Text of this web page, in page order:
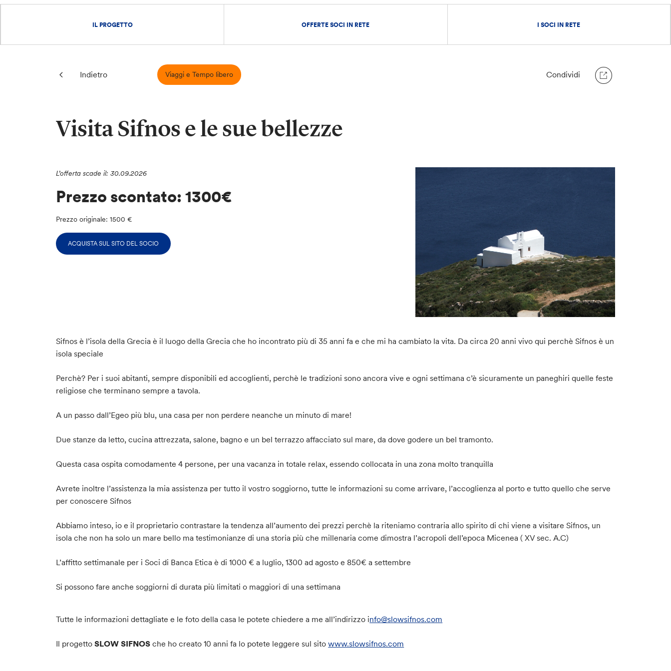
IL PROGETTO OFFERTE SOCI IN RETE I SOCI IN RETE
Indietro Viaggi e Tempo libero Condividi
Visita Sifnos e le sue bellezze
L’offerta scade il: 30.09.2026
Prezzo scontato: 1300€
Prezzo originale: 1500 €
ACQUISTA SUL SITO DEL SOCIO
Sifnos è l’isola della Grecia è il luogo della Grecia che ho incontrato più di 35 anni fa e che mi ha cambiato la vita. Da circa 20 anni vivo qui perchè Sifnos è un
isola speciale
Perchè? Per i suoi abitanti, sempre disponibili ed accoglienti, perchè le tradizioni sono ancora vive e ogni settimana c’è sicuramente un paneghiri quelle feste
religiose che terminano sempre a tavola.
A un passo dall’Egeo più blu, una casa per non perdere neanche un minuto di mare!
Due stanze da letto, cucina attrezzata, salone, bagno e un bel terrazzo affacciato sul mare, da dove godere un bel tramonto.
Questa casa ospita comodamente 4 persone, per una vacanza in totale relax, essendo collocata in una zona molto tranquilla
Avrete inoltre l’assistenza la mia assistenza per tutto il vostro soggiorno, tutte le informazioni su come arrivare, l’accoglienza al porto e tutto quello che serve
per conoscere Sifnos
Abbiamo inteso, io e il proprietario contrastare la tendenza all’aumento dei prezzi perchè la riteniamo contraria allo spirito di chi viene a visitare Sifnos, un
isola che non ha solo un mare bello ma testimonianze di una storia più che millenaria come dimostra l’acropoli dell’epoca Micenea ( XV sec. A.C)
L’affitto settimanale per i Soci di Banca Etica è di 1000 € a luglio, 1300 ad agosto e 850€ a settembre
Si possono fare anche soggiorni di durata più limitati o maggiori di una settimana
Tutte le informazioni dettagliate e le foto della casa le potete chiedere a me all’indirizzo info@slowsifnos.com
Il progettoSLOW SIFNOS che ho creato 10 anni fa lo potete leggere sul sitowww.slowsifnos.com